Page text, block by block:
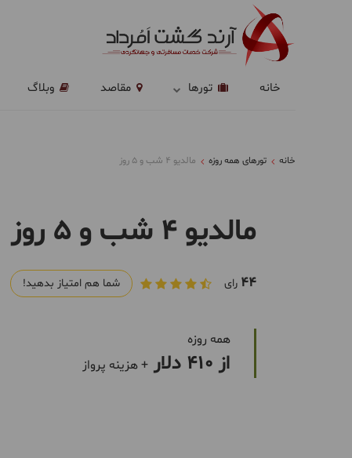
خانه تورها مقاصد وبلاگ
خانه تورهای همه روزه مالدیو 4 شب و 5 روز
مالدیو 4 شب و 5 روز
44 رای شما هم امتیاز بدهید!
همه روزه
از 410 دلار + هزینه پرواز